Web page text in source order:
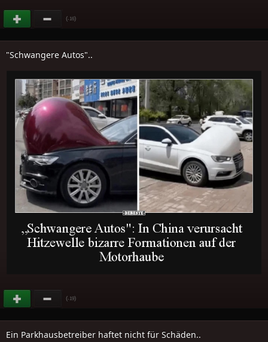
(-16)
"Schwangere Autos"..
(-19)
Ein Parkhausbetreiber haftet nicht für Schäden..